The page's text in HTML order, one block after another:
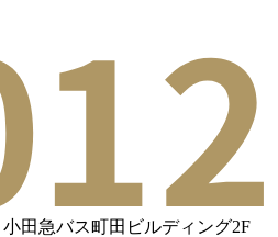
小田急バス町田ビルディング2F